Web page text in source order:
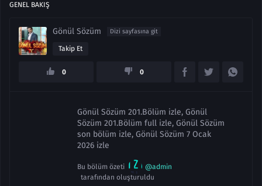
GENEL BAKIŞ
Gönül Sözüm Dizi sayfasına git
Takip Et
0 0
Gönül Sözüm 201.Bölüm izle, Gönül
Sözüm 201.Bölüm full izle, Gönül Sözüm
son bölüm izle, Gönül Sözüm 7 Ocak
2026 izle
Bu bölüm özeti
@admin
tarafından oluşturuldu